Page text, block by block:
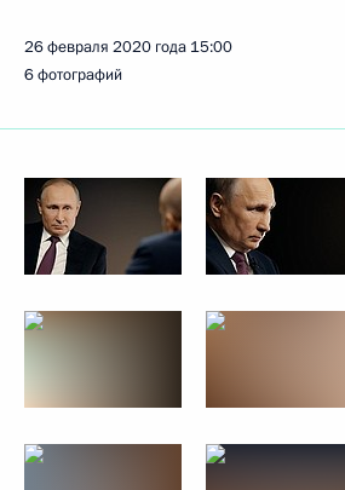
26 февраля 2020 года 15:00
6 фотографий